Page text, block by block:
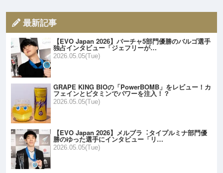
最新記事
【EVO Japan 2026】バーチャ5部門優勝のバルゴ選手
独占インタビュー「ジェフリーが…
2026.05.05(Tue)
GRAPE KING BIOの「PowerBOMB」をレビュー！カ
フェインとビタミンでパワーを注入！？
2026.05.05(Tue)
【EVO Japan 2026】メルブラ︓タイプルミナ部門優
勝のゆった選手にインタビュー「リ…
2026.05.05(Tue)